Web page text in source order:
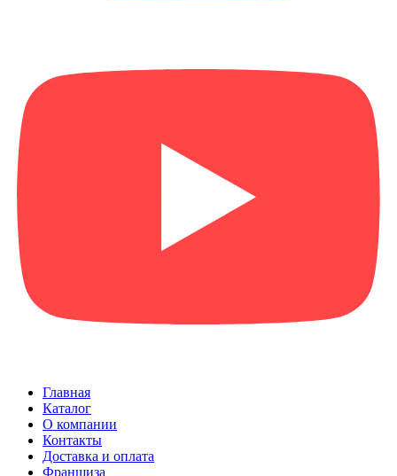
Главная
Каталог
О компании
Контакты
Доставка и оплата
Франшиза